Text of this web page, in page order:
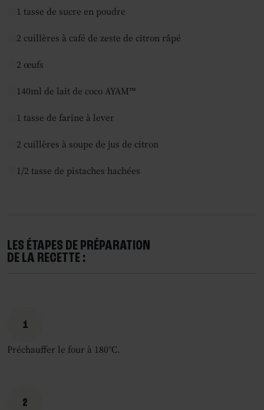
1 tasse de sucre en poudre
2 cuillères à café de zeste de citron râpé
2 œufs
140ml de lait de coco AYAM™
1 tasse de farine à lever
2 cuillères à soupe de jus de citron
1/2 tasse de pistaches hachées
LES ÉTAPES DE PRÉPARATION
DE LA RECETTE :
1
Préchauffer le four à 180°C.
2